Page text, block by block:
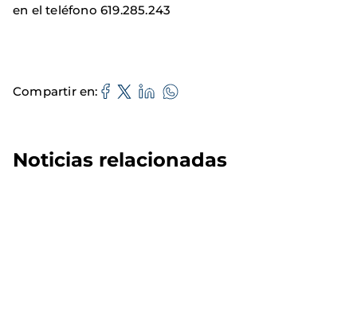
en el teléfono 619.285.243
Compartir en
Noticias relacionadas